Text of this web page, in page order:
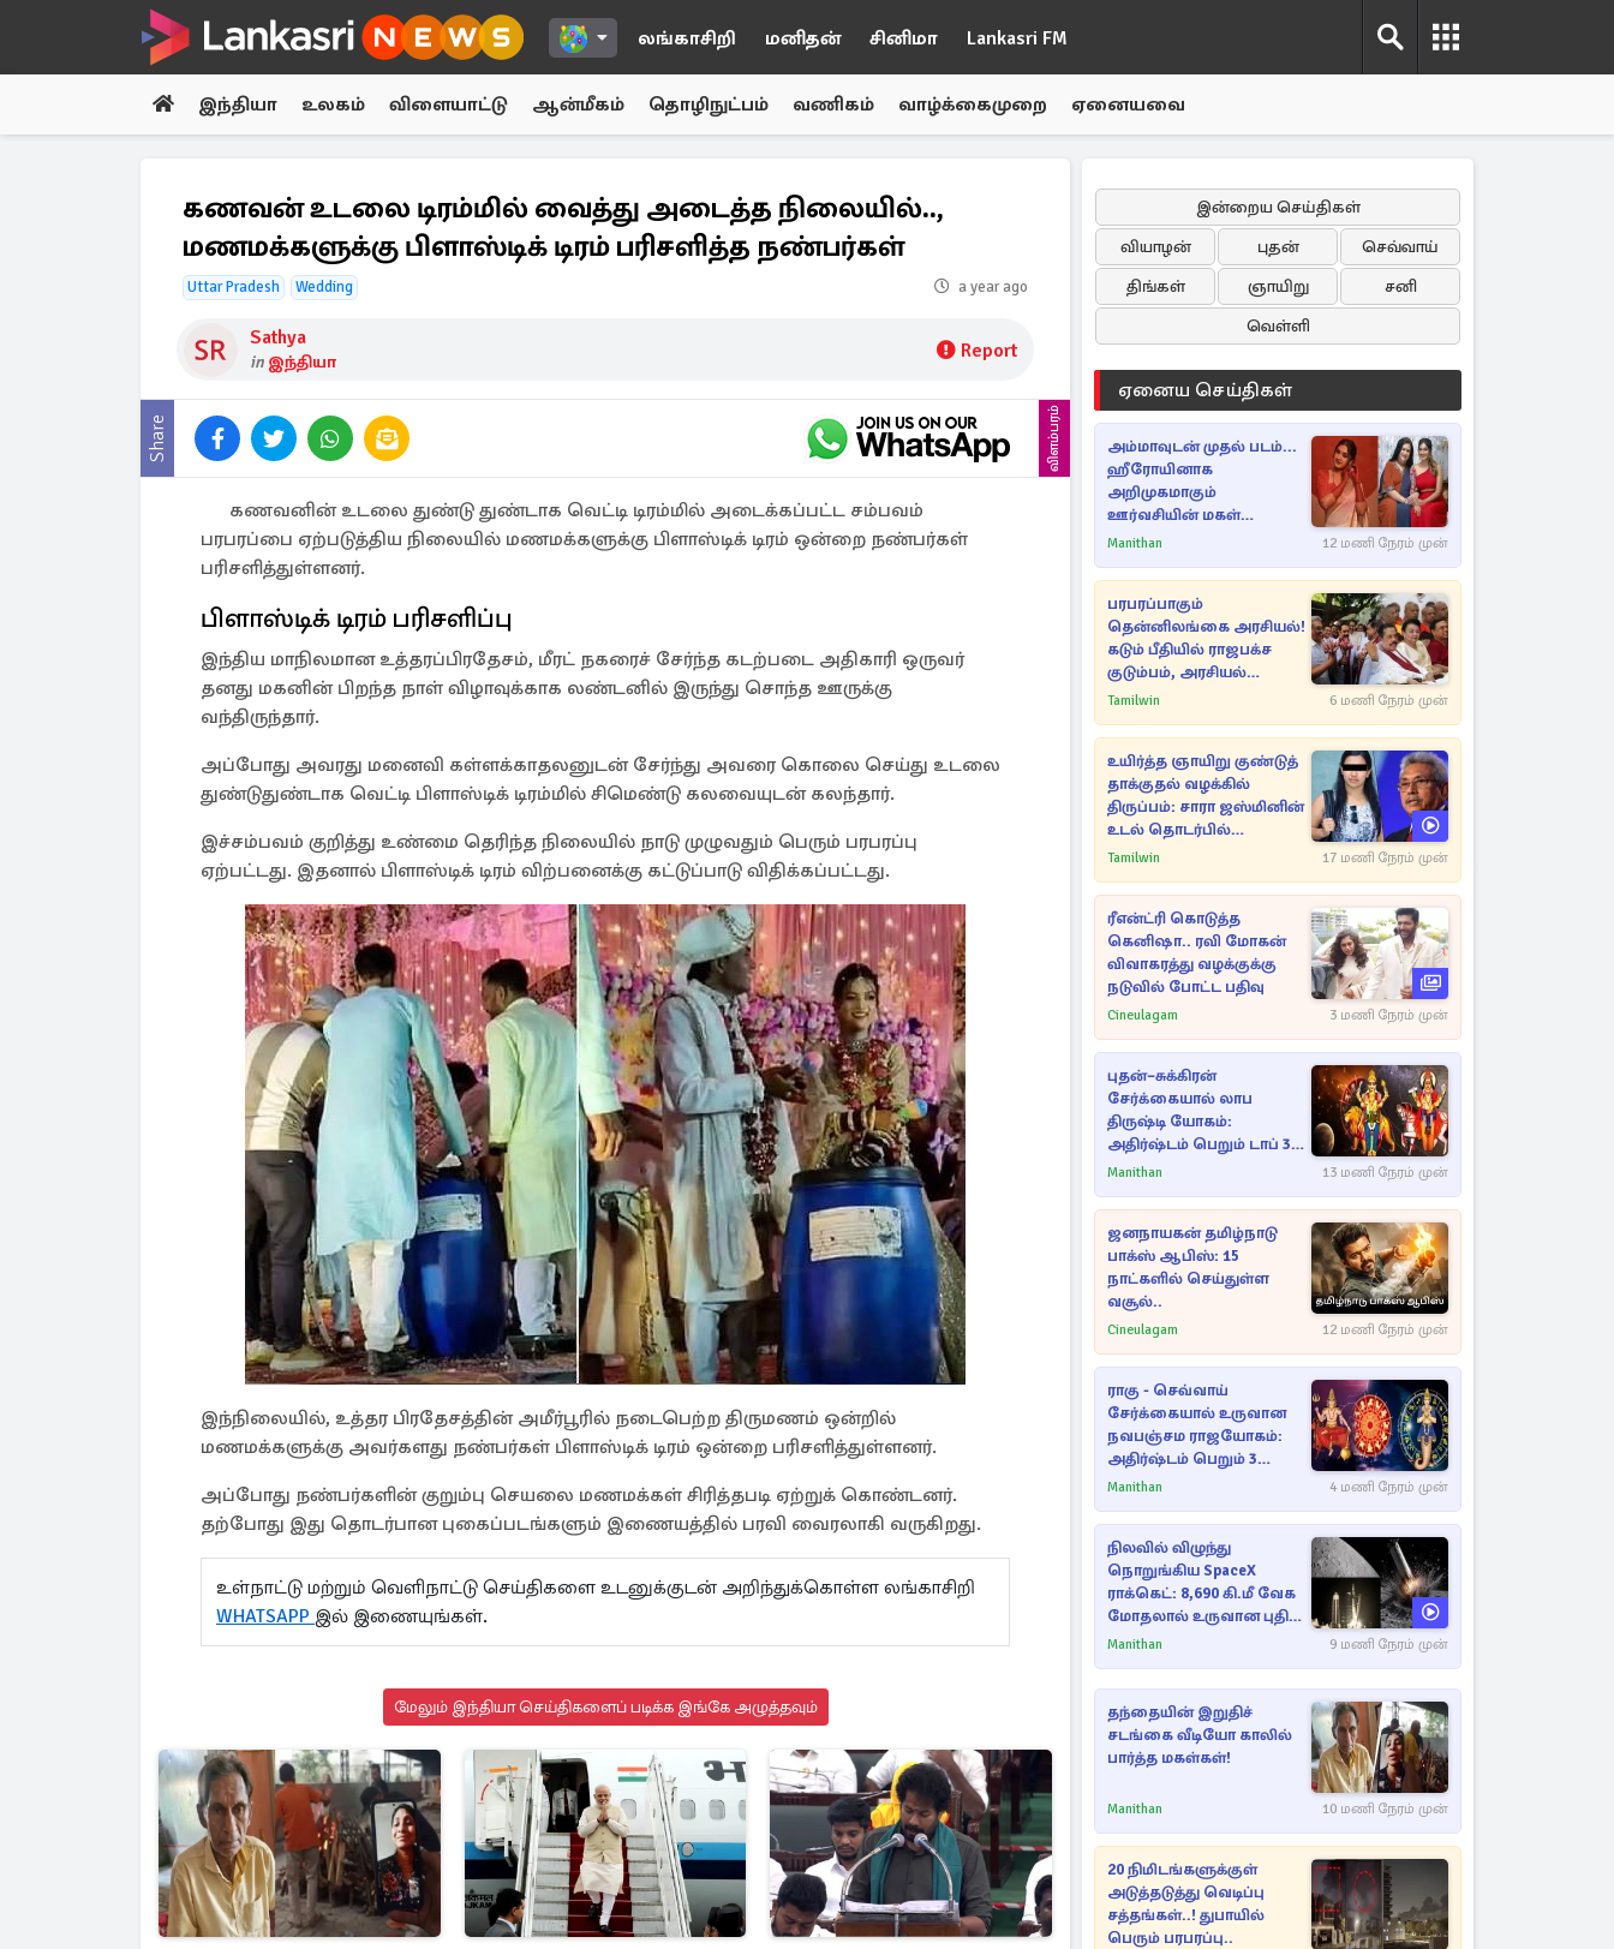
லங்காசிறி மனிதன் சினிமா Lankasri FM
இந்தியா உலகம் விளையாட்டு ஆன்மீகம் தொழிநுட்பம் வணிகம் வாழ்க்கைமுறை ஏனையவை
கணவன் உடலை டிரம்மில் வைத்து அடைத்த நிலையில்..,
மணமக்களுக்கு பிளாஸ்டிக் டிரம் பரிசளித்த நண்பர்கள்
Uttar Pradesh Wedding a year ago
Sathya
in இந்தியா Report
Share விளம்பரம்
கணவனின் உடலை துண்டு துண்டாக வெட்டி டிரம்மில் அடைக்கப்பட்ட சம்பவம்
பரபரப்பை ஏற்படுத்திய நிலையில் மணமக்களுக்கு பிளாஸ்டிக் டிரம் ஒன்றை நண்பர்கள்
பரிசளித்துள்ளனர்.
பிளாஸ்டிக் டிரம் பரிசளிப்பு
இந்திய மாநிலமான உத்தரப்பிரதேசம், மீரட் நகரைச் சேர்ந்த கடற்படை அதிகாரி ஒருவர்
தனது மகனின் பிறந்த நாள் விழாவுக்காக லண்டனில் இருந்து சொந்த ஊருக்கு
வந்திருந்தார்.
அப்போது அவரது மனைவி கள்ளக்காதலனுடன் சேர்ந்து அவரை கொலை செய்து உடலை
துண்டுதுண்டாக வெட்டி பிளாஸ்டிக் டிரம்மில் சிமெண்டு கலவையுடன் கலந்தார்.
இச்சம்பவம் குறித்து உண்மை தெரிந்த நிலையில் நாடு முழுவதும் பெரும் பரபரப்பு
ஏற்பட்டது. இதனால் பிளாஸ்டிக் டிரம் விற்பனைக்கு கட்டுப்பாடு விதிக்கப்பட்டது.
இந்நிலையில், உத்தர பிரதேசத்தின் அமீர்பூரில் நடைபெற்ற திருமணம் ஒன்றில்
மணமக்களுக்கு அவர்களது நண்பர்கள் பிளாஸ்டிக் டிரம் ஒன்றை பரிசளித்துள்ளனர்.
அப்போது நண்பர்களின் குறும்பு செயலை மணமக்கள் சிரித்தபடி ஏற்றுக் கொண்டனர்.
தற்போது இது தொடர்பான புகைப்படங்களும் இணையத்தில் பரவி வைரலாகி வருகிறது.
உள்நாட்டு மற்றும் வெளிநாட்டு செய்திகளை உடனுக்குடன் அறிந்துக்கொள்ள லங்காசிறி
WHATSAPP இல் இணையுங்கள்.
மேலும் இந்தியா செய்திகளைப் படிக்க இங்கே அழுத்தவும்
இன்றைய செய்திகள்
வியாழன்
புதன்
செவ்வாய்
திங்கள்
ஞாயிறு
சனி
வெள்ளி
ஏனைய செய்திகள்
அம்மாவுடன் முதல் படம்...
ஹீரோயினாக
அறிமுகமாகும்
ஊர்வசியின் மகள்
தேஜலட்சுமி!
Manithan 12 மணி நேரம் முன்
பரபரப்பாகும்
தென்னிலங்கை அரசியல்!
கடும் பீதியில் ராஜபக்ச
குடும்பம், அரசியல்
நட்புகள்
Tamilwin 6 மணி நேரம் முன்
உயிர்த்த ஞாயிறு குண்டுத்
தாக்குதல் வழக்கில்
திருப்பம்: சாரா ஜஸ்மினின்
உடல் தொடர்பில்
நீதிமன்றத்தில் வெளியான
Tamilwin 17 மணி நேரம் முன்
ரீஎன்ட்ரி கொடுத்த
கெனிஷா.. ரவி மோகன்
விவாகரத்து வழக்குக்கு
நடுவில் போட்ட பதிவு
Cineulagam 3 மணி நேரம் முன்
புதன்–சுக்கிரன்
சேர்க்கையால் லாப
திருஷ்டி யோகம்:
அதிர்ஷ்டம் பெறும் டாப் 3
ராசிகள்!
Manithan 13 மணி நேரம் முன்
ஜனநாயகன் தமிழ்நாடு
பாக்ஸ் ஆபிஸ்: 15
நாட்களில் செய்துள்ள
வசூல்..
Cineulagam 12 மணி நேரம் முன்
ராகு - செவ்வாய்
சேர்க்கையால் உருவான
நவபஞ்சம ராஜயோகம்:
அதிர்ஷ்டம் பெறும் 3
ராசிகள்!
Manithan 4 மணி நேரம் முன்
நிலவில் விழுந்து
நொறுங்கிய SpaceX
ராக்கெட்: 8,690 கி.மீ வேக
மோதலால் உருவான புதிய
பள்ளம்!
Manithan 9 மணி நேரம் முன்
தந்தையின் இறுதிச்
சடங்கை வீடியோ காலில்
பார்த்த மகள்கள்!
Manithan 10 மணி நேரம் முன்
20 நிமிடங்களுக்குள்
அடுத்தடுத்து வெடிப்பு
சத்தங்கள்..! துபாயில்
பெரும் பரபரப்பு..